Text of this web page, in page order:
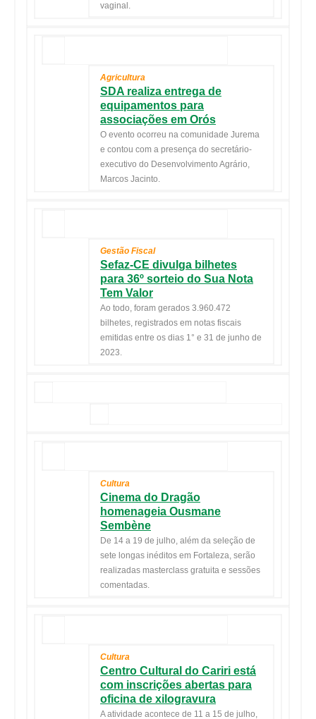
vaginal.
Agricultura
SDA realiza entrega de
equipamentos para
associações em Orós
O evento ocorreu na comunidade Jurema
e contou com a presença do secretário-
executivo do Desenvolvimento Agrário,
Marcos Jacinto.
Gestão Fiscal
Sefaz-CE divulga bilhetes
para 36º sorteio do Sua Nota
Tem Valor
Ao todo, foram gerados 3.960.472
bilhetes, registrados em notas fiscais
emitidas entre os dias 1° e 31 de junho de
2023.
Cultura
Cinema do Dragão
homenageia Ousmane
Sembène
De 14 a 19 de julho, além da seleção de
sete longas inéditos em Fortaleza, serão
realizadas masterclass gratuita e sessões
comentadas.
Cultura
Centro Cultural do Cariri está
com inscrições abertas para
oficina de xilogravura
A atividade acontece de 11 a 15 de julho,